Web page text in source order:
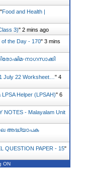
Food and Health |
3)" 2 mins ago
of the Day - 170" 3 mins
നാഗസാക്കി
July 22 Worksheet… " 4
LPSA Helper (LPSAH)" 6
NOTES - Malayalam Unit
അദ്ധ്യാപക
QUESTION PAPER - 15"
ON